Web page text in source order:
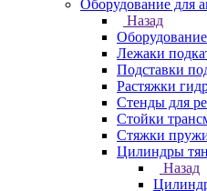
Оборудование для
Назад
Оборудование
Лежаки
Подставки
Растяжки
Стенды для
Стойки
Стяжки
Цилиндры
Назад